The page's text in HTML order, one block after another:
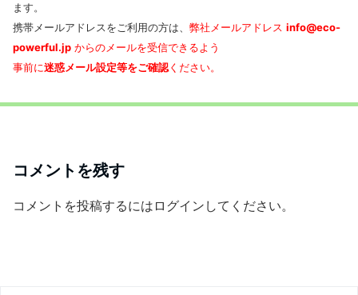
ます。
携帯メールアドレスをご利用の方は、 弊社メールアドレス info@eco-
powerful.jp からのメールを受信できるよう
事前に迷惑メール設定等をご確認ください。
コメントを残す
コメントを投稿するには ログイン してください。